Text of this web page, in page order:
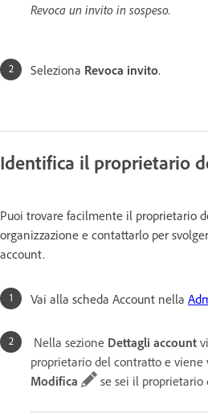
Revoca un invito in sospeso.
Seleziona Revoca invito.
Identifica il proprietario
Puoi trovare facilmente il proprietario
organizzazione e contattarlo per
account.
Vai alla scheda Account nella
Nella sezione Dettagli account
proprietario del contratto e viene
Modifica
se sei il proprietario